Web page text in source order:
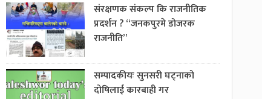
संरक्षणक संकल्प कि राजनीतिक
प्रदर्शन ? “जनकपुरमे डोजरक
राजनीति”
सम्पादकीयः सुनसरी घट्नाको
दोषिलाई कारबाही गर